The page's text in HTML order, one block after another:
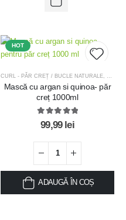
HOT
CURL - PĂR CREȚ / BUCLE NATURALE
Mască cu argan si quinoa- păr
creț 1000ml
5.00out of 5
99,99 lei
ADAUGĂ ÎN COȘ